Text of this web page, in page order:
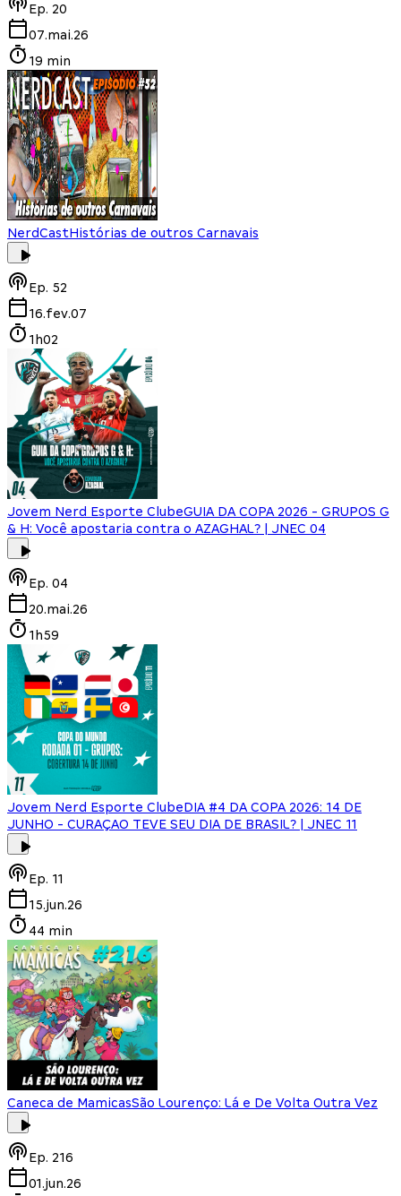
Ep. 20
07.mai.26
19 min
NerdCastHistórias de outros Carnavais
Ep. 52
16.fev.07
1h02
Jovem Nerd Esporte ClubeGUIA DA COPA 2026 - GRUPOS G
& H: Você apostaria contra o AZAGHAL? | JNEC 04
Ep. 04
20.mai.26
1h59
Jovem Nerd Esporte ClubeDIA #4 DA COPA 2026: 14 DE
JUNHO - CURAÇAO TEVE SEU DIA DE BRASIL? | JNEC 11
Ep. 11
15.jun.26
44 min
Caneca de MamicasSão Lourenço: Lá e De Volta Outra Vez
Ep. 216
01.jun.26